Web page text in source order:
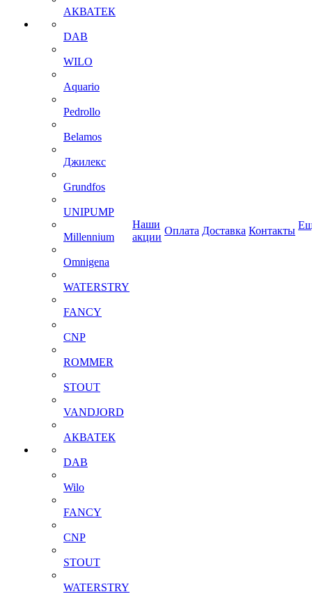
АКВАТЕК
DAB
WILO
Aquario
Pedrollo
Belamos
Джилекс
Grundfos
UNIPUMP
Millennium
Omnigena
WATERSTRY
FANCY
CNP
ROMMER
STOUT
VANDJORD
АКВАТЕК
DAB
Wilo
FANCY
CNP
STOUT
WATERSTRY
Наши
акции
Оплата Доставка Контакты